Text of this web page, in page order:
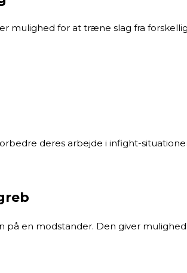
mulighed for at træne slag fra
deres arbejde i infight-
en modstander. Den giver